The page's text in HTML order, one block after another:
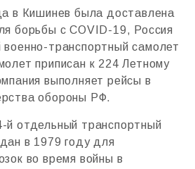
в Кишинев была доставлена
борьбы с COVID-19, Россия
транспортный самолет
приписан к 224 Летному
выполняет рейсы в
обороны РФ.
й отдельный транспортный
в 1979 году для
во время войны в